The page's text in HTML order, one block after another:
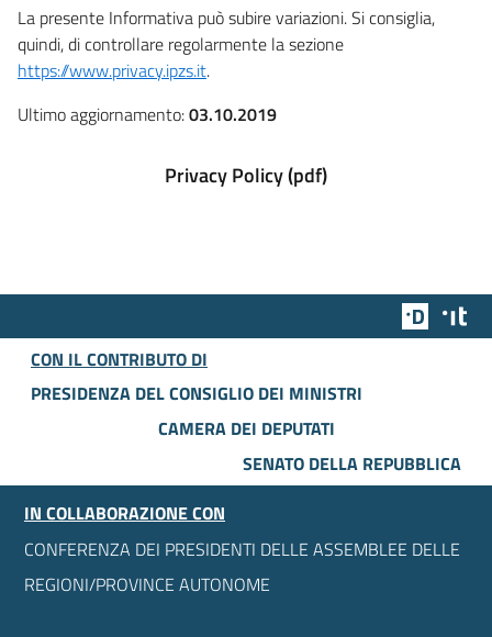
La presente Informativa può subire variazioni. Si consiglia,
quindi, di controllare regolarmente la sezione
https://www.privacy.ipzs.it.
Ultimo aggiornamento:03.10.2019
Privacy Policy (pdf)
Team
CON IL CONTRIBUTO DI
PRESIDENZA DEL CONSIGLIO DEI MINISTRI
CAMERA DEI DEPUTATI
SENATO DELLA REPUBBLICA
IN COLLABORAZIONE CON
CONFERENZA DEI PRESIDENTI DELLE ASSEMBLEE DELLE
REGIONI/PROVINCE AUTONOME